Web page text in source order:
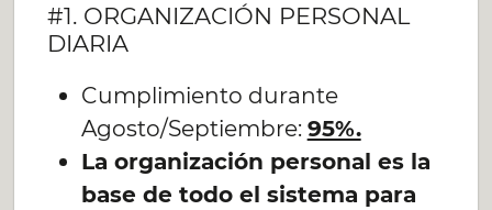
#1. ORGANIZACIÓN PERSONAL
DIARIA
Cumplimiento durante
Agosto/Septiembre: 95%.
La organización personal es la
base de todo el sistema para